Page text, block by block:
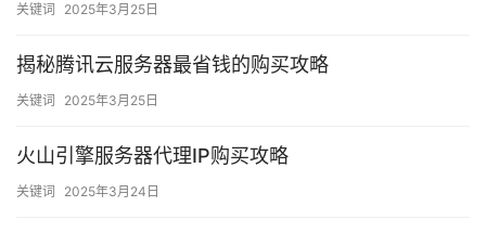
关键词 2025年3月25日
揭秘腾讯云服务器最省钱的购买攻略
关键词 2025年3月25日
火山引擎服务器代理IP购买攻略
关键词 2025年3月24日